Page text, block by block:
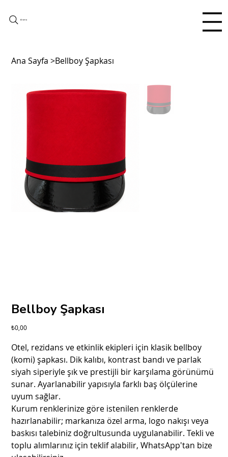
Arama
Ana Sayfa >Bellboy Şapkası
Bellboy Şapkası
Fiyat
₺0,00
Otel, rezidans ve etkinlik ekipleri için klasik bellboy
(komi) şapkası. Dik kalıbı, kontrast bandı ve parlak
siyah siperiyle şık ve prestijli bir karşılama görünümü
sunar. Ayarlanabilir yapısıyla farklı baş ölçülerine
uyum sağlar.
Kurum renklerinize göre istenilen renklerde
hazırlanabilir; markanıza özel arma, logo nakışı veya
baskısı talebiniz doğrultusunda uygulanabilir. Tekli ve
toplu alımlarınız için teklif alabilir, WhatsApp'tan bize